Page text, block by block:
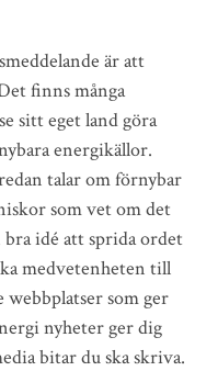
är att
finns många
sitt eget land göra
energikällor.
talar om förnybar
som vet om det
idé att sprida ordet
medvetenheten till
webbplatser som ger
nyheter ger dig
bitar du ska skriva.